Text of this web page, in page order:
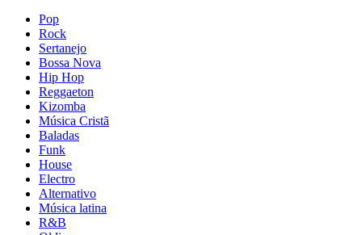
Pop
Rock
Sertanejo
Bossa Nova
Hip Hop
Reggaeton
Kizomba
Música Cristã
Baladas
Funk
House
Electro
Alternativo
Música latina
R&B